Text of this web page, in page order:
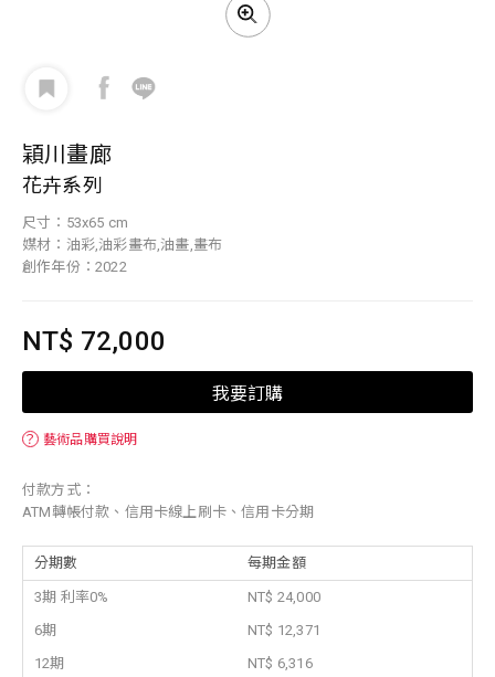
穎川畫廊
花卉系列
尺寸：53x65 cm
媒材：油彩,油彩畫布,油畫,畫布
創作年份：2022
NT$ 72,000
我要訂購
？ 藝術品購買說明
付款方式：
ATM轉帳付款、信用卡線上刷卡、信用卡分期
分期數 每期金額
3期 利率0%
NT$ 24,000
6期
NT$ 12,371
12期
NT$ 6,316